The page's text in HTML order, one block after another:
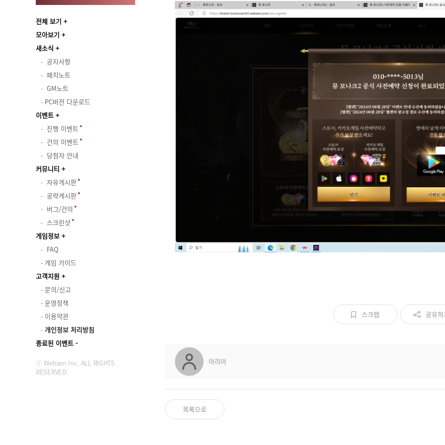
전체 보기
모아보기
새소식
공지사항
패치노트
GM노트
PC버전 다운로드
이벤트
진행 이벤트
건의 이벤트
당첨자 안내
커뮤니티
자유게시판
공략게시판
버그/건의
스크린샷
게임정보
FAQ
게임 가이드
고객지원
문의/신고
운영정책
이용약관
개인정보 처리방침
종료된 이벤트
ⓒ Webzen Inc. ALL RIGHTS
RESERVED.
스크랩 공유하
아리아
목록으로